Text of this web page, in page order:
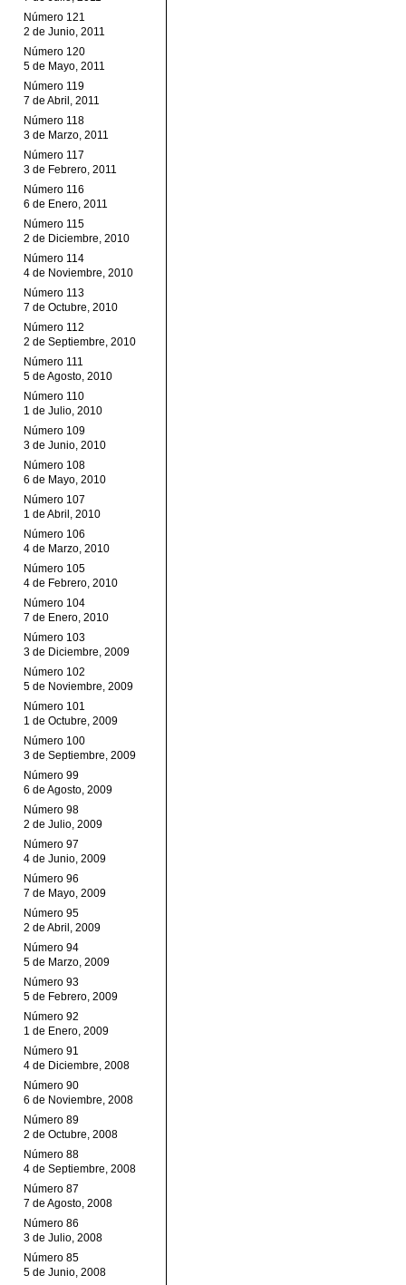
Número 121
2 de Junio, 2011
Número 120
5 de Mayo, 2011
Número 119
7 de Abril, 2011
Número 118
3 de Marzo, 2011
Número 117
3 de Febrero, 2011
Número 116
6 de Enero, 2011
Número 115
2 de Diciembre, 2010
Número 114
4 de Noviembre, 2010
Número 113
7 de Octubre, 2010
Número 112
2 de Septiembre, 2010
Número 111
5 de Agosto, 2010
Número 110
1 de Julio, 2010
Número 109
3 de Junio, 2010
Número 108
6 de Mayo, 2010
Número 107
1 de Abril, 2010
Número 106
4 de Marzo, 2010
Número 105
4 de Febrero, 2010
Número 104
7 de Enero, 2010
Número 103
3 de Diciembre, 2009
Número 102
5 de Noviembre, 2009
Número 101
1 de Octubre, 2009
Número 100
3 de Septiembre, 2009
Número 99
6 de Agosto, 2009
Número 98
2 de Julio, 2009
Número 97
4 de Junio, 2009
Número 96
7 de Mayo, 2009
Número 95
2 de Abril, 2009
Número 94
5 de Marzo, 2009
Número 93
5 de Febrero, 2009
Número 92
1 de Enero, 2009
Número 91
4 de Diciembre, 2008
Número 90
6 de Noviembre, 2008
Número 89
2 de Octubre, 2008
Número 88
4 de Septiembre, 2008
Número 87
7 de Agosto, 2008
Número 86
3 de Julio, 2008
Número 85
5 de Junio, 2008